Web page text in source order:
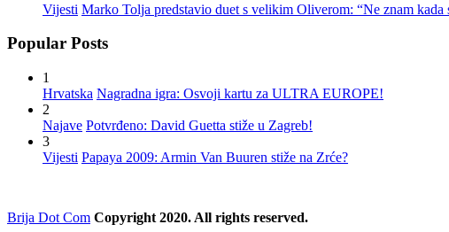
Vijesti Marko Tolja predstavio duet s velikim Oliverom: “Ne znam
Popular Posts
1
Hrvatska Nagradna igra: Osvoji kartu za ULTRA EUROPE!
2
Najave Potvrđeno: David Guetta stiže u Zagreb!
3
Vijesti Papaya 2009: Armin Van Buuren stiže na Zrće?
Brija Dot Com Copyright 2020. All rights reserved.